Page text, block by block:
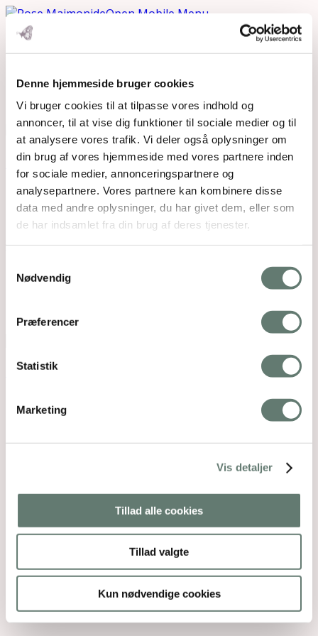
Denne hjemmeside bruger cookies
Vi bruger cookies til at tilpasse vores indhold og
annoncer, til at vise dig funktioner til sociale medier og til
at analysere vores trafik. Vi deler også oplysninger om
din brug af vores hjemmeside med vores partnere inden
for sociale medier, annonceringspartnere og
analysepartnere. Vores partnere kan kombinere disse
data med andre oplysninger, du har givet dem, eller som
de har indsamlet fra din brug af deres tjenester.
Nødvendig
Præferencer
Statistik
Marketing
Vis detaljer
Tillad alle cookies
Tillad valgte
Kun nødvendige cookies
Open Mobile Menu
Skærmbillede 2015-07-02
kl. 20.25.53
Downloads:full (1287x887)|large (980x676)|
medium (300x207) |thumbnail (150x150)
Mothering Guiding | CVR 28237618 |
Reserved. Webdesign by